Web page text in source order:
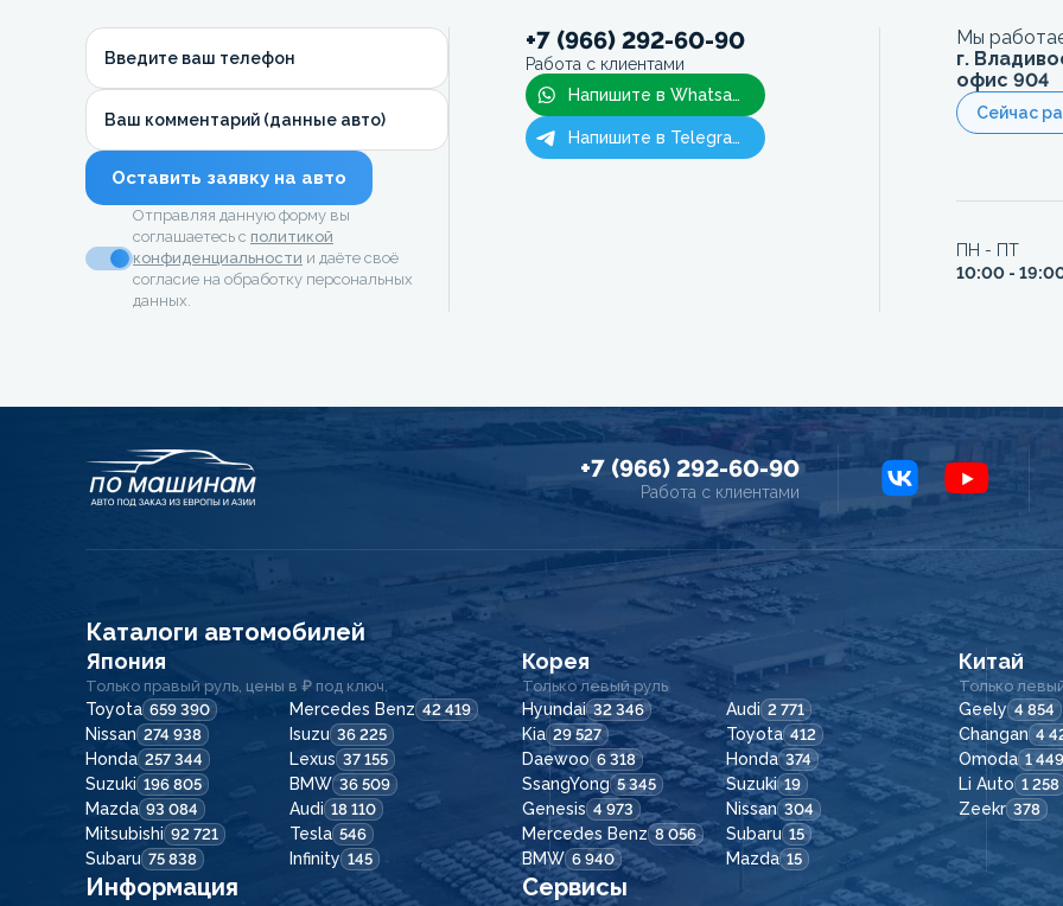
Введите ваш телефон
Ваш комментарий (данные авто)
Оставить заявку на авто
Отправляя данную форму вы
соглашаетесь с политикой
конфиденциальности и даёте своё
согласие на обработку персональных
данных.
+7 (966) 292-60-90
Работа с клиентами
Напишите в Whatsapp
Напишите в Telegram
Мы
г.
офис 904
Сейчас
ПН - ПТ
10:00 -
+7 (966) 292-60-90
Работа с клиентами
Каталоги автомобилей
Япония
Только правый руль, цены в ₽ под ключ.
Toyota 659 390 Mercedes Benz 42 419
Nissan 274 938 Isuzu 36 225
Honda 257 344 Lexus 37 155
Suzuki 196 805 BMW 36 509
Mazda 93 084 Audi 18 110
Mitsubishi 92 721 Tesla 546
Subaru 75 838 Infinity 145
Корея
Только левый руль
Hyundai 32 346 Audi 2 771
Kia 29 527 Toyota 412
Daewoo 6 318 Honda 374
SsangYong 5 345 Suzuki 19
Genesis 4 973 Nissan 304
Mercedes Benz 8 056 Subaru 15
BMW 6 940 Mazda 15
Китай
Только
Geely 4 854
Changan 4
Omoda 1 449
Li Auto 1 258
Zeekr 378
Информация Сервисы